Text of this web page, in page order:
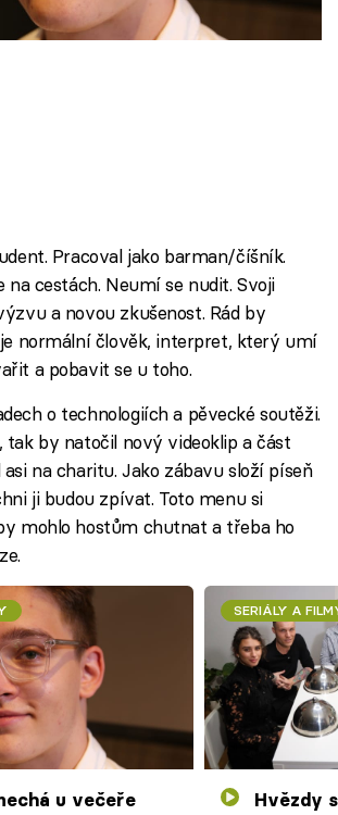
Pracoval jako barman/číšník.
na cestách. Neumí se nudit. Svoji
a novou zkušenost. Rád by
normální člověk, interpret, který umí
a pobavit se u toho.
o technologiích a pěvecké soutěži.
tak by natočil nový videoklip a část
na charitu. Jako zábavu složí píseň
ji budou zpívat. Toto menu si
mohlo hostům chutnat a třeba ho
SERIÁLY A